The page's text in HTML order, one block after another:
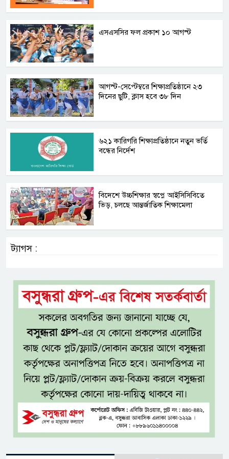
এসএসসির ফল প্রকাশ ১০ আগস্ট
আগস্ট-সেপ্টেম্বরে শিক্ষাপ্রতিষ্ঠানে ২৩
দিনের ছুটি, ক্লাস হবে ৩৮ দিন
৬২১ কারিগরি শিক্ষাপ্রতিষ্ঠানে নতুন ভর্তি
বন্ধের নির্দেশ
বিদেশে উচ্চশিক্ষার স্বপ্নে আইসিসিবিতে
ভিড়, চলছে আন্তর্জাতিক শিক্ষামেলা
ট্যাগস :